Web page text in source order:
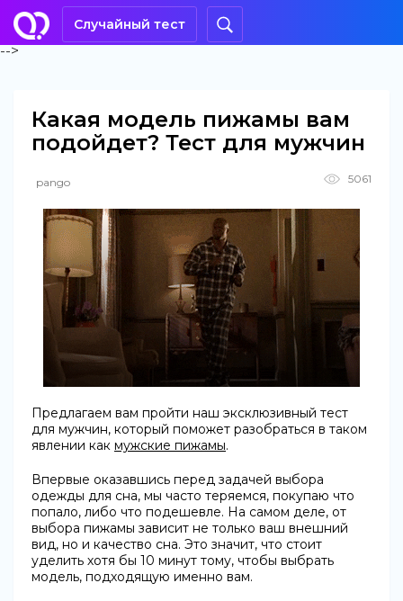
Случайный тест
-->
Какая модель пижамы вам
подойдет? Тест для мужчин
pango 5061
Предлагаем вам пройти наш эксклюзивный тест
для мужчин, который поможет разобраться в таком
явлении как мужские пижамы.
Впервые оказавшись перед задачей выбора
одежды для сна, мы часто теряемся, покупаю что
попало, либо что подешевле. На самом деле, от
выбора пижамы зависит не только ваш внешний
вид, но и качество сна. Это значит, что стоит
уделить хотя бы 10 минут тому, чтобы выбрать
модель, подходящую именно вам.